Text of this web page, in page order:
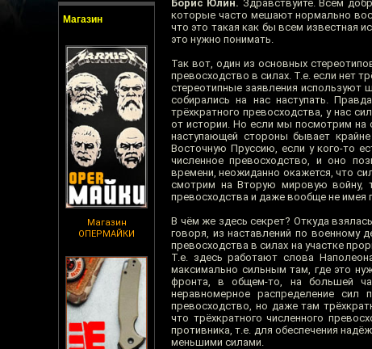
Магазин
Магазин
ОПЕРМАЙКИ
Борис Юлин. Здравствуйте. Всем
которые часто мешают нормально
что это такая как бы всем известная
это нужно понимать.
Так вот, один из основных
превосходство в силах. Т.е. если нет
стереотипные заявления используют
собирались на нас наступать.
трёхкратного превосходства, у нас
от истории. Но если мы посмотрим на
наступающей стороны бывает
Восточную Пруссию, если у кого-то
численное превосходство, и оно
времени, неожиданно окажется, что
смотрим на Вторую мировую войну,
превосходства и даже вообще не имея
В чём же здесь секрет? Откуда
говоря, из наставлений по военному
превосходства в силах на участке
Т.е. здесь работают слова
максимально сильным там, где это
фронта, в общем-то, на большей
неравномерное распределение сил
превосходство, но даже там
что трёхкратного численного
противника, т.е. для обеспечения
меньшими силами.